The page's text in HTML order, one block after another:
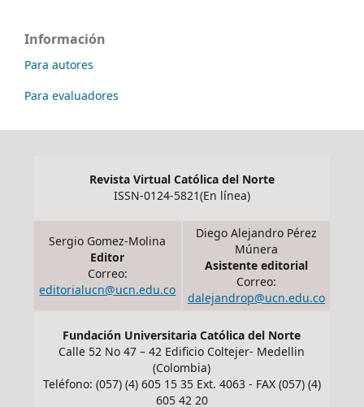
Información
Para autores
Para evaluadores
Revista Virtual Católica del Norte
ISSN-0124-5821(En línea)
Sergio Gomez-Molina
Editor
Correo:
editorialucn@ucn.edu.co
Diego Alejandro Pérez
Múnera
Asistente editorial
Correo:
dalejandrop@ucn.edu.co
Fundación Universitaria Católica del Norte
Calle 52 No 47 – 42 Edificio Coltejer- Medellin
(Colombia)
Teléfono: (057) (4) 605 15 35 Ext. 4063 - FAX (057) (4)
605 42 20